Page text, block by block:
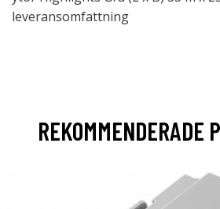
leveransomfattning
REKOMMENDERADE